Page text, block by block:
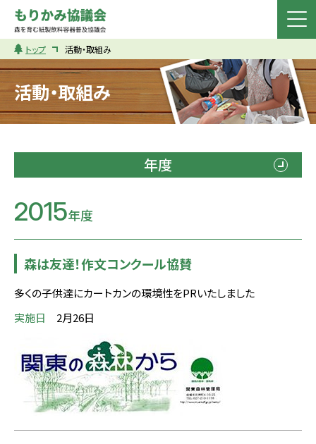
トップ 活動・取組み
活動・取組み
年度
2015年度
森は友達！作文コンクール協賛
多くの子供達にカートカンの環境性をPRいたしました
実施日
2月26日